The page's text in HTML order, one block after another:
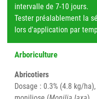
intervalle de 7-10 jours.
Tester préalablement la
lors d'application par
Arboriculture
Abricotiers
Dosage : 0.3% (4.8 kg/